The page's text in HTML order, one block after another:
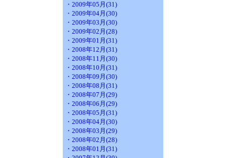
・2009年05月(31)
・2009年04月(30)
・2009年03月(30)
・2009年02月(28)
・2009年01月(31)
・2008年12月(31)
・2008年11月(30)
・2008年10月(31)
・2008年09月(30)
・2008年08月(31)
・2008年07月(29)
・2008年06月(29)
・2008年05月(31)
・2008年04月(30)
・2008年03月(29)
・2008年02月(28)
・2008年01月(31)